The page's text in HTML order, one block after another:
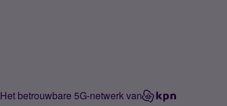
Het betrouwbare 5G-netwerk van